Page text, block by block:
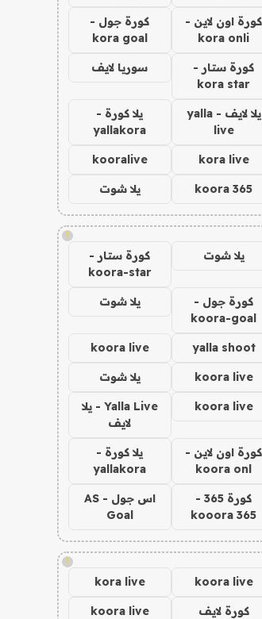
كورة اون لاين -
kora onli
كورة جول -
kora goal
كورة ستار -
kora star
سوريا لايف
يلا لايف - yalla
live
يلا كورة -
yallakora
kora live
kooralive
koora 365 يلا شوت
!
يلا شوت
كورة ستار -
koora-star
كورة جول -
koora-goal
يلا شوت
yalla shoot
koora live
koora live يلا شوت
koora live
Yalla Live - يلا
لايف
كورة اون لاين -
koora onl
يلا كورة -
yallakora
كورة 365 -
kooora 365
اس جول - AS
Goal
!
koora live
kora live
كورة لايف koora live